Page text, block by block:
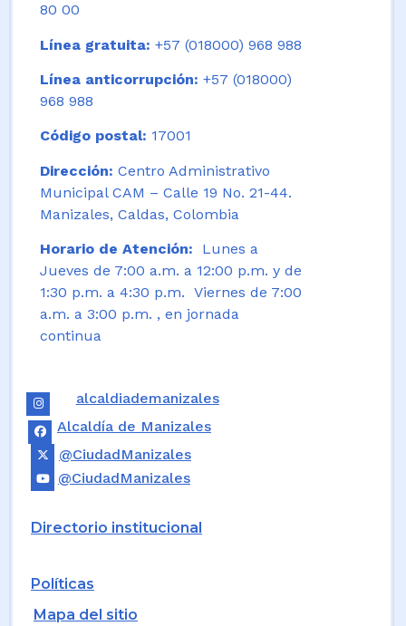
80 00
Línea gratuita: +57 (018000) 968 988
Línea anticorrupción: +57 (018000)
968 988
Código postal: 17001
Dirección: Centro Administrativo
Municipal CAM – Calle 19 No. 21-44.
Manizales, Caldas, Colombia
Horario de Atención: Lunes a
Jueves de 7:00 a.m. a 12:00 p.m. y de
1:30 p.m. a 4:30 p.m. Viernes de 7:00
a.m. a 3:00 p.m. , en jornada
continua
alcaldiademanizales
Alcaldía de Manizales
@CiudadManizales
@CiudadManizales
Directorio institucional
Políticas
Mapa del sitio